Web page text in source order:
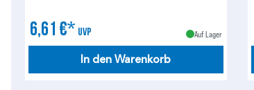
6,61 €* UVP Auf Lager
In den Warenkorb